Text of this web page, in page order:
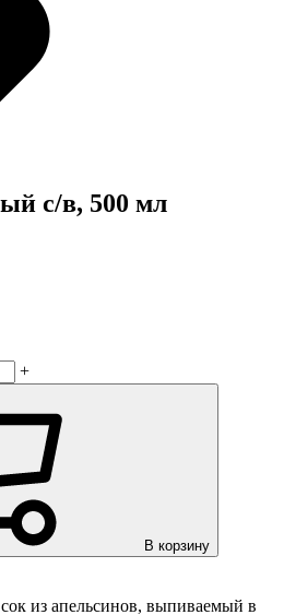
с/в, 500 мл
+
В корзину
из апельсинов, выпиваемый в